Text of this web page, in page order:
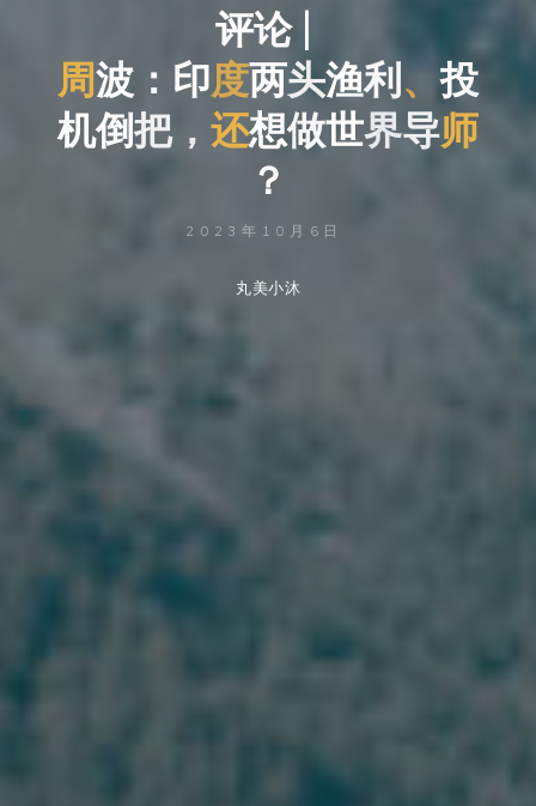
评评
论
论
|
周波 ： 印度两头渔利、投
机倒把， 还想想
做
做 世界
界 导师
？
2023年10月6日
丸美小沐